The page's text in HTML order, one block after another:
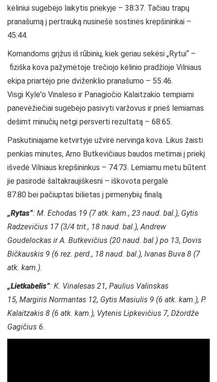
kėliniui sugebėjo laikytis priekyje – 38:37. Tačiau trapų
pranašumą į pertrauką nusinešė sostinės krepšininkai –
45:44.
Komandoms grįžus iš rūbinių, kiek geriau sekėsi „Rytui“ –
fiziška kova pažymėtoje trečiojo kėlinio pradžioje Vilniaus
ekipa priartėjo prie dviženklio pranašumo – 55:46.
Visgi Kyle'o Vinaleso ir Panagiočio Kalaitzakio tempiami
panevėžiečiai sugebėjo pasivyti varžovus ir prieš lemiamas
dešimt minučių netgi persverti rezultatą – 68:65.
Paskutiniajame ketvirtyje užvirė nervinga kova. Likus žaisti
penkias minutes, Arno Butkevičiaus baudos metimai į priekį
išvedė Vilniaus krepšininkus – 74:73. Lemiamu metu būtent
jie pasirodė šaltakraujiškesni – iškovota pergalė
87:80 bei pačiuptas bilietas į pirmenybių finalą.
„Rytas“: M. Echodas 19 (7 atk. kam., 23 naud. bal.), Gytis
Radzevičius 17 (3/4 trit., 18 naud. bal.), Andrew
Goudelockas ir A. Butkevičius (20 naud. bal.) po 13, Dovis
Bičkauskis 9 (6 rez. perd., 18 naud. bal.), Ivanas Buva 8 (7
atk. kam.).
„Lietkabelis“: K. Vinalesas 21, Paulius Valinskas
15, Margiris Normantas 12, Gytis Masiulis 9 (6 atk. kam.), P.
Kalaitzakis 8 (6 atk. kam.), Vytenis Lipkevičius 7, Džordže
Gagičius 6.